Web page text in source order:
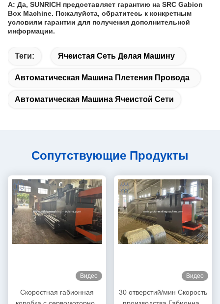
A: Да, SUNRICH предоставляет гарантию на SRC Gabion
Box Machine. Пожалуйста, обратитесь к конкретным
условиям гарантии для получения дополнительной
информации.
Теги: Ячеистая Сеть Делая Машину
Автоматическая Машина Плетения Провода
Автоматическая Машина Ячеистой Сети
Сопутствующие Продукты
Видео
Скоростная габионная
Видео
30 отверстий/мин Скорость